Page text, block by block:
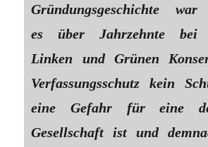
Gründungsgeschichte war
es über Jahrzehnte bei
Linken und Grünen
Verfassungsschutz kein
eine Gefahr für eine
Gesellschaft ist und